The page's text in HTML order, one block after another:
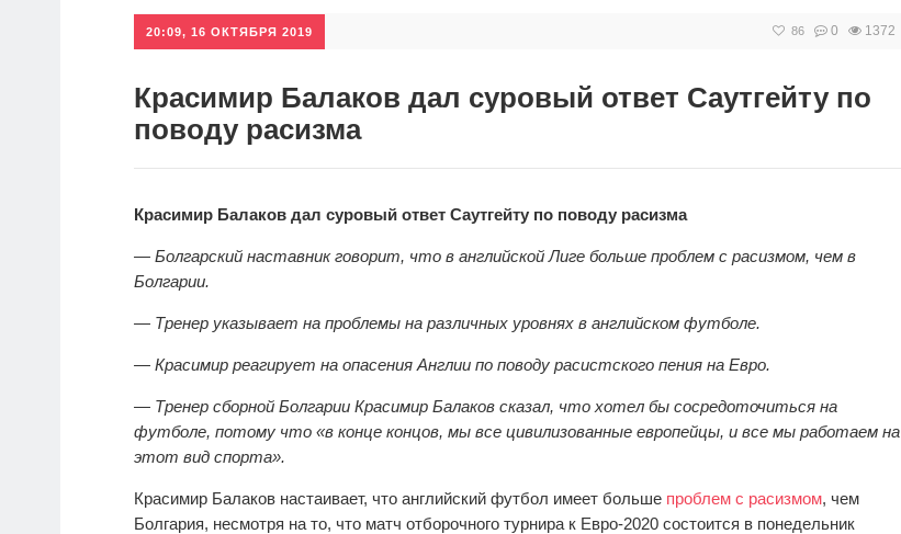
20:09, 16 ОКТЯБРЯ 2019 86 0 1372
Красимир Балаков дал суровый ответ Саутгейту по
поводу расизма
Красимир Балаков дал суровый ответ Саутгейту по поводу расизма
— Болгарский наставник говорит, что в английской Лиге больше проблем с расизмом, чем в
Болгарии.
— Тренер указывает на проблемы на различных уровнях в английском футболе.
— Красимир реагирует на опасения Англии по поводу расистского пения на Евро.
— Тренер сборной Болгарии Красимир Балаков сказал, что хотел бы сосредоточиться на
футболе, потому что «в конце концов, мы все цивилизованные европейцы, и все мы работаем на
этот вид спорта».
Красимир Балаков настаивает, что английский футбол имеет больше проблем с расизмом, чем
Болгария, несмотря на то, что матч отборочного турнира к Евро-2020 состоится в понедельник